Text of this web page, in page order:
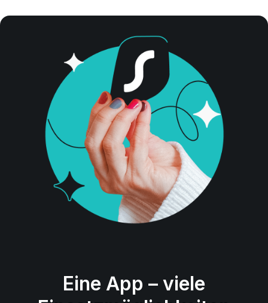
Eine App – viele